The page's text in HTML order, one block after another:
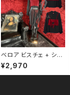
ベロア ビスチェ + シフ
ォン ブラウス トップス
qto110076 モード
ガーリー 韓国ファッショ
¥2,970